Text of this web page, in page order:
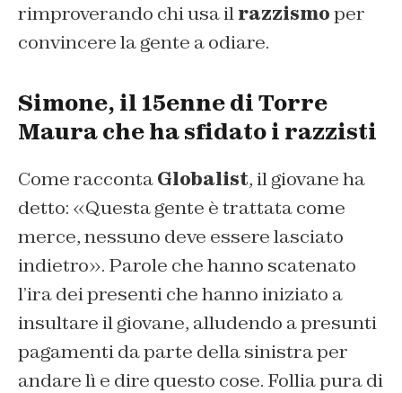
rimproverando chi usa ilrazzismoper
convincere la gente a odiare.
Simone, il 15enne di Torre
Maura che ha sfidato i razzisti
Come raccontaGlobalist, il giovane ha
detto: «Questa gente è trattata come
merce, nessuno deve essere lasciato
indietro». Parole che hanno scatenato
l’ira dei presenti che hanno iniziato a
insultare il giovane, alludendo a presunti
pagamenti da parte della sinistra per
andare lì e dire questo cose. Follia pura di